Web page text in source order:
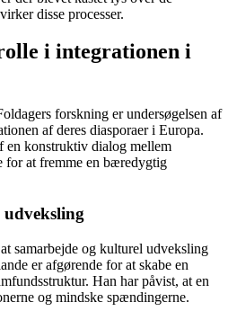
disse processer.
i integrationen i
forskning er undersøgelsen af
af deres diasporaer i Europa.
en konstruktiv dialog mellem
for at fremme en bæredygtig
samarbejde og kulturel udveksling
er afgørende for at skabe en
Han har påvist, at en
og mindske spændingerne.